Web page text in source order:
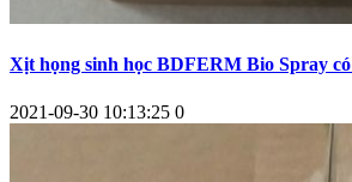
Xịt họng sinh học BDFERM Bio Spray
2021-09-30 10:13:25 0